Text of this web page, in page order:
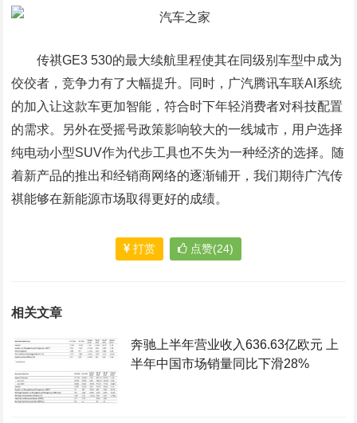
传祺GE3 530的最大续航里程使其在同级别车型中成为
佼佼者，竞争力有了大幅提升。同时，广汽腾讯车联AI系统
的加入让这款车更加智能，符合时下年轻消费者对科技配置
的需求。另外在受摇号政策影响较大的一线城市，用户选择
纯电动小型SUV作为代步工具也不失为一种经济的选择。随
着新产品的推出和经销商网络的逐渐铺开，我们期待广汽传
祺能够在新能源市场取得更好的成绩。
打赏 点赞(24)
相关文章
奔驰上半年营业收入636.63亿欧元 上
半年中国市场销量同比下滑28%